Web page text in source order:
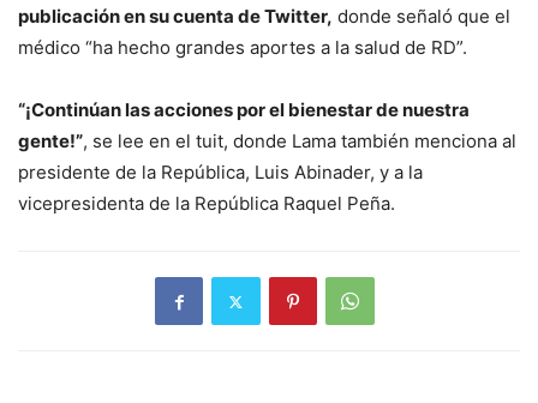
publicación en su cuenta de Twitter, donde señaló que el
médico “ha hecho grandes aportes a la salud de RD”.
“¡Continúan las acciones por el bienestar de nuestra
gente!”, se lee en el tuit, donde Lama también menciona al
presidente de la República, Luis Abinader, y a la
vicepresidenta de la República Raquel Peña.